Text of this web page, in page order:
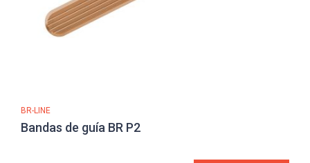
BR-LINE
Bandas de guía BR P2